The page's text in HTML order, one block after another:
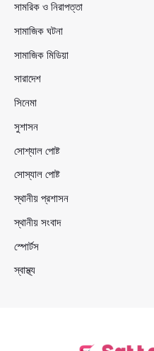
সামরিক ও নিরাপত্তা
সামাজিক ঘটনা
সামাজিক মিডিয়া
সারাদেশ
সিনেমা
সুশাসন
সোশ্যাল পোষ্ট
সোস্যাল পোষ্ট
স্থানীয় প্রশাসন
স্থানীয় সংবাদ
স্পোর্টস
স্বাস্থ্য